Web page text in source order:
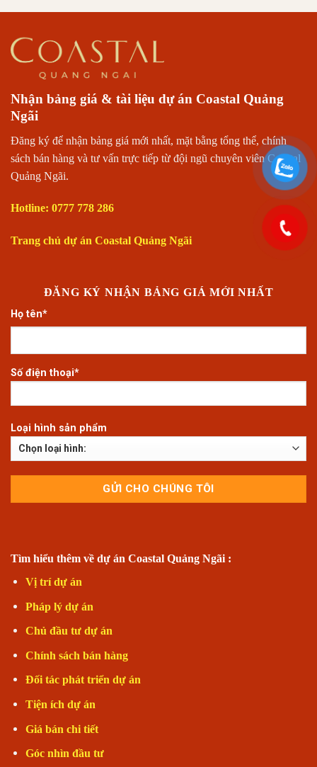
Nhận bảng giá & tài liệu dự án Coastal Quảng
Ngãi
Đăng ký để nhận bảng giá mới nhất, mặt bằng tổng thể, chính
sách bán hàng và tư vấn trực tiếp từ đội ngũ chuyên viên Coastal
Quảng Ngãi.
Hotline: 0777 778 286
Trang chủ dự án Coastal Quảng Ngãi
ĐĂNG KÝ NHẬN BẢNG GIÁ MỚI NHẤT
Họ tên*
Số điện thoại*
Loại hình sản phẩm
Tìm hiểu thêm về dự án Coastal Quảng Ngãi :
Vị trí dự án
Pháp lý dự án
Chủ đầu tư dự án
Chính sách bán hàng
Đối tác phát triển dự án
Tiện ích dự án
Giá bán chi tiết
Góc nhìn đầu tư